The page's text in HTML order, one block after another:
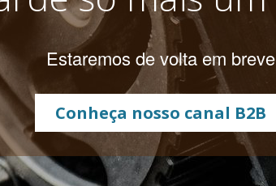
Estaremos de volta em breve
Conheça nosso canal B2B